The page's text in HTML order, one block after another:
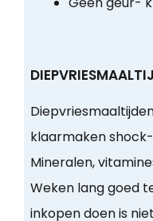
klaarmaken
Mineralen,
Weken lang goed
inkopen doen is